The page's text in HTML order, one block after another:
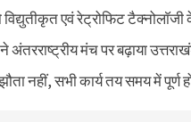
एवं रेट्रोफिट टैक्नोलाॅजी
अंतरराष्ट्रीय मंच पर बढ़ाया
नहीं, सभी कार्य तय समय में पूर्ण